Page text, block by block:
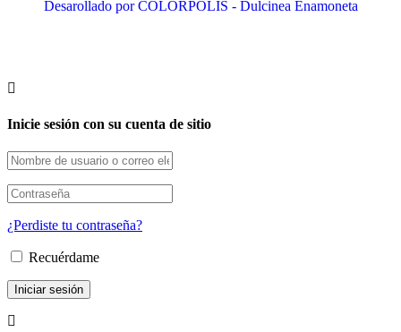
Desarollado por COLORPOLIS - Dulcinea Enamoneta
Inicie sesión con su cuenta de sitio
¿Perdiste tu contraseña?
Recuérdame